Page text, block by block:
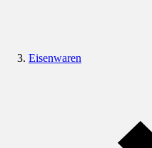
Eisenwaren